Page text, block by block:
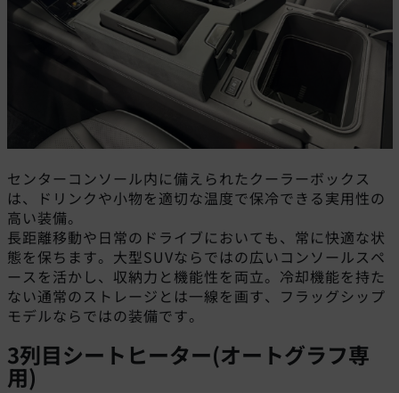
センターコンソール内に備えられたクーラーボックス
は、ドリンクや小物を適切な温度で保冷できる実用性の
高い装備。
長距離移動や日常のドライブにおいても、常に快適な状
態を保ちます。大型SUVならではの広いコンソールスペ
ースを活かし、収納力と機能性を両立。冷却機能を持た
ない通常のストレージとは一線を画す、フラッグシップ
モデルならではの装備です。
3列目シートヒーター(オートグラフ専
用)